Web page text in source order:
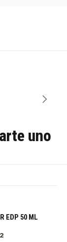
uno
EDP 50 ML